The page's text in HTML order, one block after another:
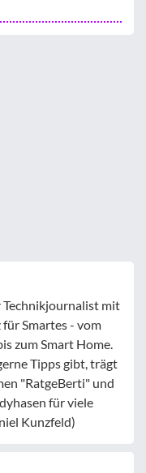
mit
Smartes - vom
zum Smart Home.
Tipps gibt, trägt
"RatgeBerti" und
für viele
Kunzfeld)